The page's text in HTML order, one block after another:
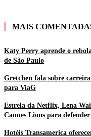
MAIS
Katy Perry aprende o
de São Paulo
Gretchen fala sobre
para ViaG
Estrela da Netflix, Lena
Cannes Lions para
Hotéis Transamerica